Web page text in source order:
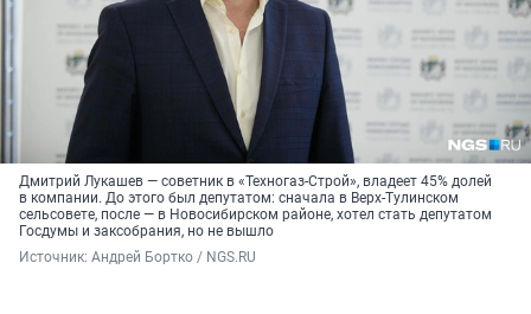
Дмитрий Лукашев — советник в «Техногаз-Строй», владеет 45% долей
в компании. До этого был депутатом: сначала в Верх-Тулинском
сельсовете, после — в Новосибирском районе, хотел стать депутатом
Госдумы и заксобрания, но не вышло
Источник: Андрей Бортко / NGS.RU